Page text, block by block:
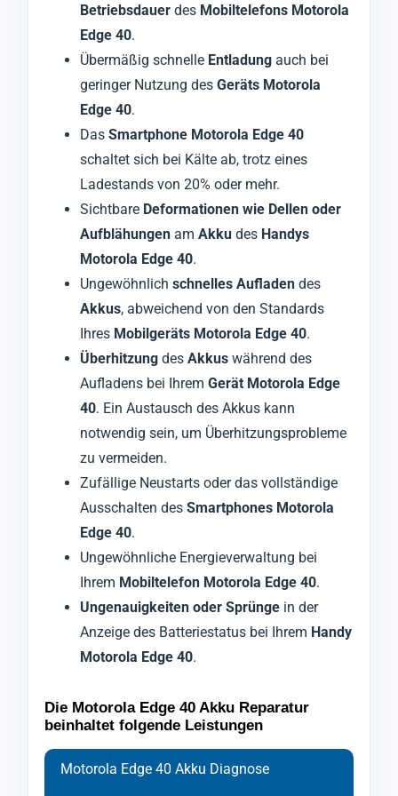
Betriebsdauer des Mobiltelefons Motorola
Edge 40.
Übermäßig schnelle Entladung auch bei
geringer Nutzung des Geräts Motorola
Edge 40.
Das Smartphone Motorola Edge 40
schaltet sich bei Kälte ab, trotz eines
Ladestands von 20% oder mehr.
Sichtbare Deformationen wie Dellen oder
Aufblähungen am Akku des Handys
Motorola Edge 40.
Ungewöhnlich schnelles Aufladen des
Akkus, abweichend von den Standards
Ihres Mobilgeräts Motorola Edge 40.
Überhitzung des Akkus während des
Aufladens bei Ihrem Gerät Motorola Edge
40. Ein Austausch des Akkus kann
notwendig sein, um Überhitzungsprobleme
zu vermeiden.
Zufällige Neustarts oder das vollständige
Ausschalten des Smartphones Motorola
Edge 40.
Ungewöhnliche Energieverwaltung bei
Ihrem Mobiltelefon Motorola Edge 40.
Ungenauigkeiten oder Sprünge in der
Anzeige des Batteriestatus bei Ihrem Handy
Motorola Edge 40.
Die Motorola Edge 40 Akku Reparatur
beinhaltet folgende Leistungen
Motorola Edge 40 Akku Diagnose